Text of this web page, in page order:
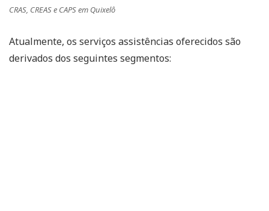
CRAS, CREAS e CAPS em Quixelô
Atualmente, os serviços assistências oferecidos são
derivados dos seguintes segmentos: